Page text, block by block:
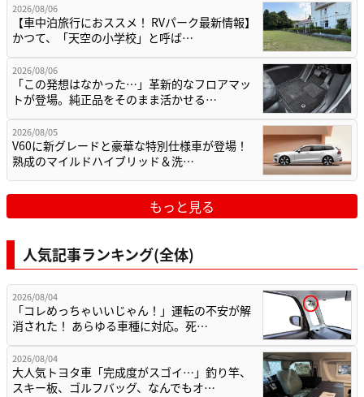
2026/08/06
【車中泊旅行におススメ！ RVパーク最新情報】
かつて、「天空の小学校」と呼ば…
2026/08/06
「この発想はなかった…」革新的なフロアマッ
トが登場。純正品をそのまま活かせる…
2026/08/05
V60に新グレードと豪華な特別仕様車が登場！
熟成のマイルドハイブリッド＆洗…
もっと見る
人気記事ランキング(全体)
2026/08/04
「コレめっちゃいいじゃん！」運転の不安が解
消された！ あらゆる車種に対応。死…
2026/08/04
大人気トヨタ車「完成度がスゴイ…」釣り竿、
スキー板、ゴルフバッグ、なんでもオ…